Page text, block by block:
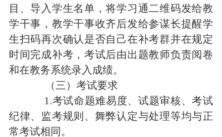
目、导入学生名单，将学习通二维码发给教
学干事，教学干事收齐后发给参谋长提醒学
生扫码再次确认是否自己在补考群并在规定
时间完成补考，考试后由出题教师负责阅卷
和在教务系统录入成绩。
（三）考试要求
1.考试命题难易度、试题审核、考试
纪律、监考规则、舞弊认定与处理等均与正
常考试相同。